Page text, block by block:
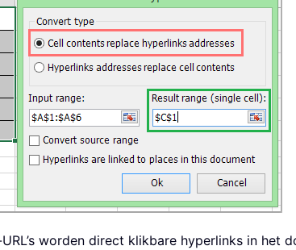
worden direct klikbare hyperlinks in